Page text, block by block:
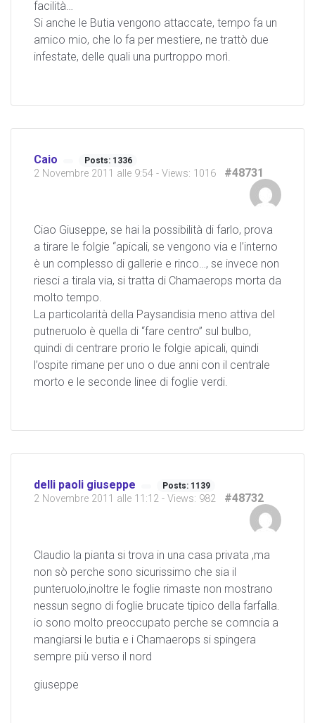
facilità…
Si anche le Butia vengono attaccate, tempo fa un
amico mio, che lo fa per mestiere, ne trattò due
infestate, delle quali una purtroppo morì.
Caio Posts: 1336
2 Novembre 2011 alle 9:54 - Views: 1016 #48731
Ciao Giuseppe, se hai la possibilità di farlo, prova
a tirare le folgie “apicali, se vengono via e l’interno
è un complesso di gallerie e rinco…, se invece non
riesci a tirala via, si tratta di Chamaerops morta da
molto tempo.
La particolarità della Paysandisia meno attiva del
putneruolo è quella di “fare centro” sul bulbo,
quindi di centrare prorio le folgie apicali, quindi
l’ospite rimane per uno o due anni con il centrale
morto e le seconde linee di foglie verdi.
delli paoli giuseppe Posts: 1139
2 Novembre 2011 alle 11:12 - Views: 982 #48732
Claudio la pianta si trova in una casa privata ,ma
non sò perche sono sicurissimo che sia il
punteruolo,inoltre le foglie rimaste non mostrano
nessun segno di foglie brucate tipico della farfalla.
io sono molto preoccupato perche se comncia a
mangiarsi le butia e i Chamaerops si spingera
sempre più verso il nord
giuseppe